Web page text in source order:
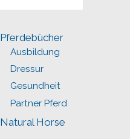
Pferdebücher
Ausbildung
Dressur
Gesundheit
Partner Pferd
Natural Horse